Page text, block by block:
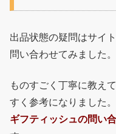
出品状態の疑問はサイ
問い合わせてみました。
ものすごく丁寧に教え
すく参考になりました。
ギフティッシュの問い